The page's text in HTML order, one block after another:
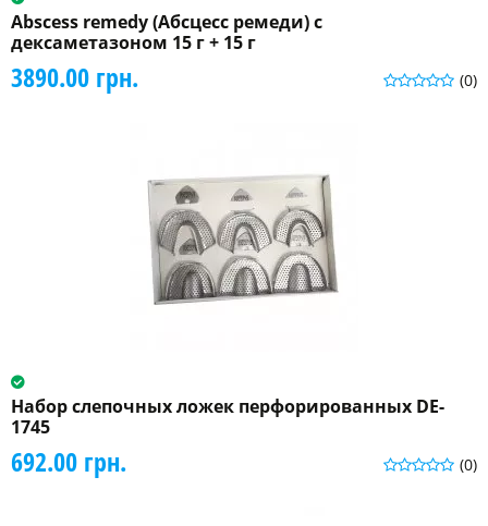
Abscess remedy (Абсцесс ремеди) с
дексаметазоном 15 г + 15 г
(0)
3890.00 грн.
Набор слепочных ложек перфорированных DE-
1745
(0)
692.00 грн.